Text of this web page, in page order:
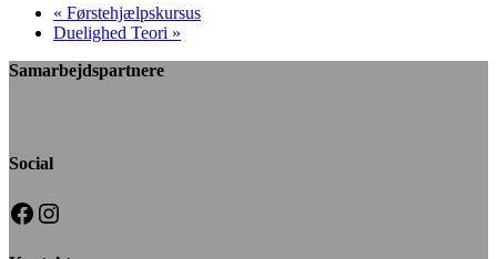
« Førstehjælpskursus
Duelighed Teori »
Samarbejdspartnere
Social
Facebook
Instagram